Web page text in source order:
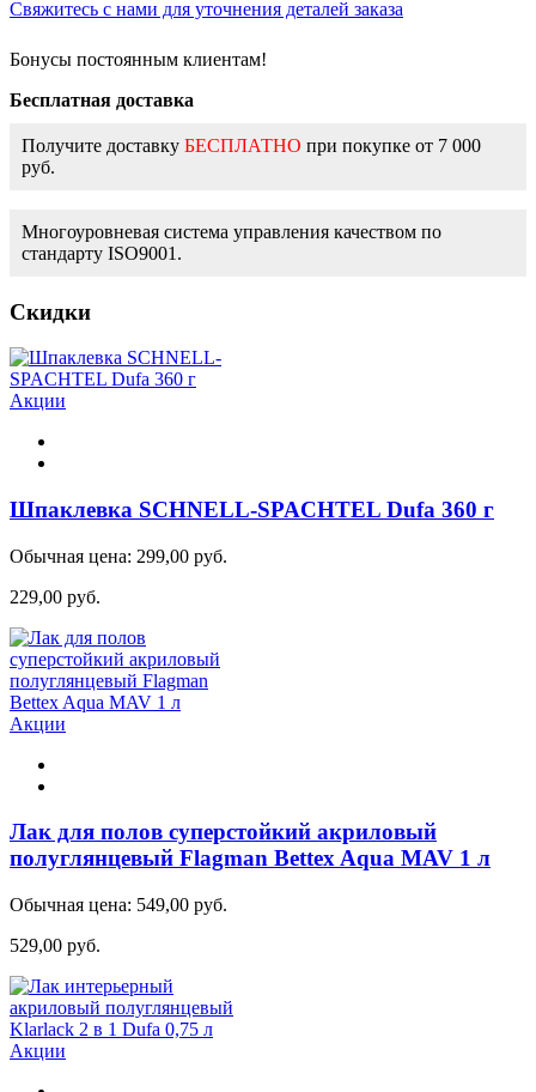
Свяжитесь с нами для уточнения деталей заказа
Бонусы постоянным клиентам!
Бесплатная доставка
Получите доставку БЕСПЛАТНО при покупке от 7 000
руб.
Многоуровневая система управления качеством по
стандарту ISO9001.
Скидки
Акции
Шпаклевка SCHNELL-SPACHTEL Dufa 360 г
Обычная цена: 299,00 руб.
229,00 руб.
Акции
Лак для полов суперстойкий акриловый
полуглянцевый Flagman Bettex Aqua MAV 1 л
Обычная цена: 549,00 руб.
529,00 руб.
Акции